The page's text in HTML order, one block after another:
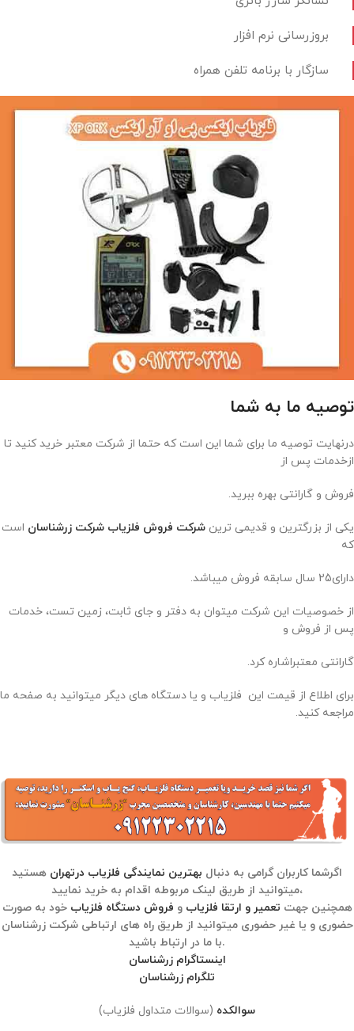
بروزرسانی نرم افزار
سازگار با برنامه تلفن همراه
توصیه ما به شما
درنهایت توصیه ما برای شما این است که حتما از شرکت معتبر خرید کنید تا
ازخدمات پس از
فروش و گارانتی بهره ببرید.
یکی از بزرگترین و قدیمی ترین شرکت فروش فلزیاب شرکت زرشناسان است
که
دارای25 سال سابقه فروش میباشد.
از خصوصیات این شرکت میتوان به دفتر و جای ثابت، زمین تست، خدمات
پس از فروش و
گارانتی معتبراشاره کرد.
برای اطلاع از قیمت این فلزیاب و یا دستگاه های دیگر میتوانید به صفحه ما
مراجعه کنید.
اگرشما کاربران گرامی به دنبال بهترین نمایندگی فلزیاب درتهران هستید
میتوانید از طریق لینک مربوطه اقدام به خرید نمایید،
همچنین جهت تعمیر و ارتقا فلزیاب و فروش دستگاه فلزیاب خود به صورت
حضوری و یا غیر حضوری میتوانید از طریق راه های ارتباطی شرکت زرشناسان
با ما در ارتباط باشید.
اینستاگرام زرشناسان
تلگرام زرشناسان
سوالکده (سوالات متداول فلزیاب)